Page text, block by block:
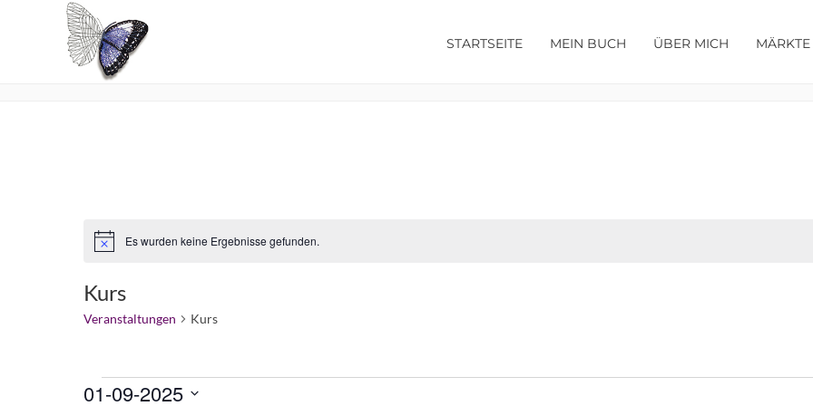
STARTSEITE MEIN BUCH ÜBER MICH MÄRKTE
Kurs
HinweisEs wurden keine Ergebnisse gefunden.
Kurs
Veranstaltungen Kurs
Veranstaltungen
01-09-2025